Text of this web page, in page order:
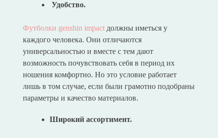
Удобство.
Футболки genshin impactдолжны иметься у
каждого человека. Они отличаются
универсальностью и вместе с тем дают
возможность почувствовать себя в период их
ношения комфортно. Но это условие работает
лишь в том случае, если были грамотно подобраны
параметры и качество материалов.
Широкий ассортимент.